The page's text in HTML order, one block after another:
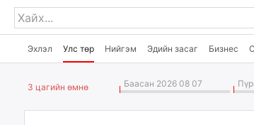
Эхлэл Улс төр Нийгэм Эдийн засаг Бизнес
3 цагийн өмнө Баасан 2026 08 07